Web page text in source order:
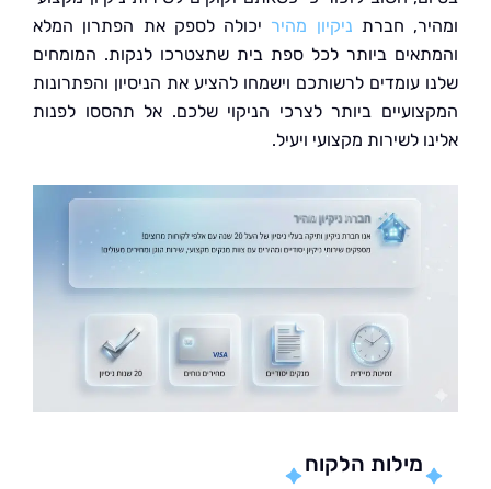
חברתניקיון מהיריכולה לספק את הפתרון המלא
ביותר לכל ספת בית שתצטרכו לנקות. המומחים
עומדים לרשותכם וישמחו להציע את הניסיון והפתרונות
ביותר לצרכי הניקוי שלכם. אל תהססו לפנות
לשירות מקצועי ויעיל.
מילות הלקוח